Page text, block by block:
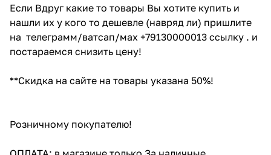
Если Вдруг какие то товары Вы хотите купить и
нашли их у кого то дешевле (навряд ли) пришлите
на телеграмм/ватсап/мах +79130000013 ссылку . и
постараемся снизить цену!
**Скидка на сайте на товары указана 50%!
Розничному покупателю!